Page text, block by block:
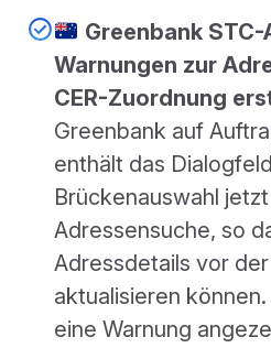
Greenbank
Warnungen zur
CER-Zuordnung
Greenbank auf
enthält das
Brückenauswahl
Adressensuche, so
Adressdetails vor
aktualisieren
eine Warnung